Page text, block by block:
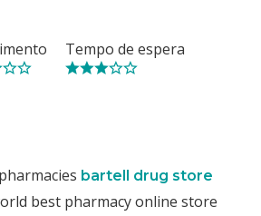
Tempo de espera
bartell drug store
best pharmacy online store